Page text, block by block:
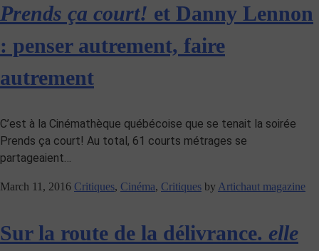
Prends ça court! et Danny Lennon
: penser autrement, faire
autrement
C’est à la Cinémathèque québécoise que se tenait la soirée
Prends ça court! Au total, 61 courts métrages se
partageaient…
March 11, 2016 Critiques, Cinéma, Critiques by Artichaut magazine
Sur la route de la délivrance. elle